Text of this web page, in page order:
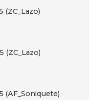
(ZC_Lazo)
(ZC_Lazo)
(AF_Soniquete)